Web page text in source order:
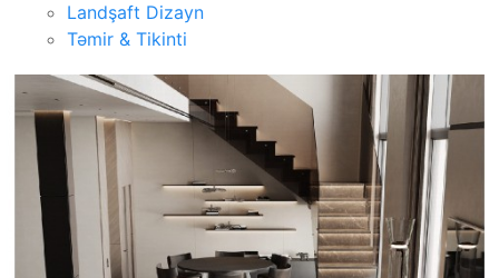
Landşaft Dizayn
Təmir & Tikinti